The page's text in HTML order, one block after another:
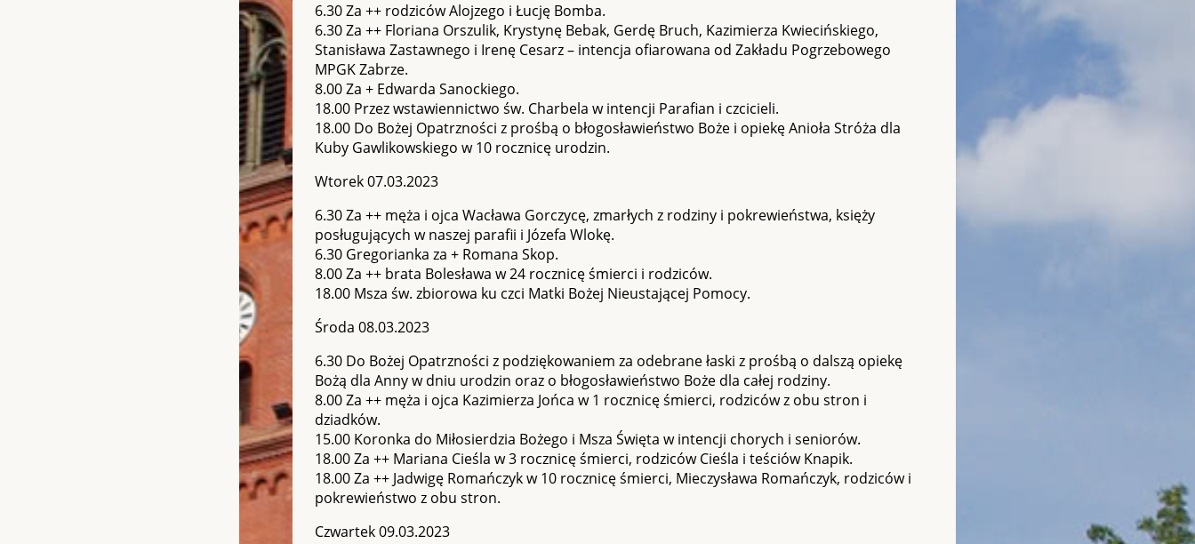
6.30 Za ++ rodziców Alojzego i Łucję Bomba.
6.30 Za ++ Floriana Orszulik, Krystynę Bebak, Gerdę Bruch, Kazimierza Kwiecińskiego,
Stanisława Zastawnego i Irenę Cesarz – intencja ofiarowana od Zakładu Pogrzebowego
MPGK Zabrze.
8.00 Za + Edwarda Sanockiego.
18.00 Przez wstawiennictwo św. Charbela w intencji Parafian i czcicieli.
18.00 Do Bożej Opatrzności z prośbą o błogosławieństwo Boże i opiekę Anioła Stróża dla
Kuby Gawlikowskiego w 10 rocznicę urodzin.
Wtorek 07.03.2023
6.30 Za ++ męża i ojca Wacława Gorczycę, zmarłych z rodziny i pokrewieństwa, księży
posługujących w naszej parafii i Józefa Wlokę.
6.30 Gregorianka za + Romana Skop.
8.00 Za ++ brata Bolesława w 24 rocznicę śmierci i rodziców.
18.00 Msza św. zbiorowa ku czci Matki Bożej Nieustającej Pomocy.
Środa 08.03.2023
6.30 Do Bożej Opatrzności z podziękowaniem za odebrane łaski z prośbą o dalszą opiekę
Bożą dla Anny w dniu urodzin oraz o błogosławieństwo Boże dla całej rodziny.
8.00 Za ++ męża i ojca Kazimierza Jońca w 1 rocznicę śmierci, rodziców z obu stron i
dziadków.
15.00 Koronka do Miłosierdzia Bożego i Msza Święta w intencji chorych i seniorów.
18.00 Za ++ Mariana Cieśla w 3 rocznicę śmierci, rodziców Cieśla i teściów Knapik.
18.00 Za ++ Jadwigę Romańczyk w 10 rocznicę śmierci, Mieczysława Romańczyk, rodziców i
pokrewieństwo z obu stron.
Czwartek 09.03.2023